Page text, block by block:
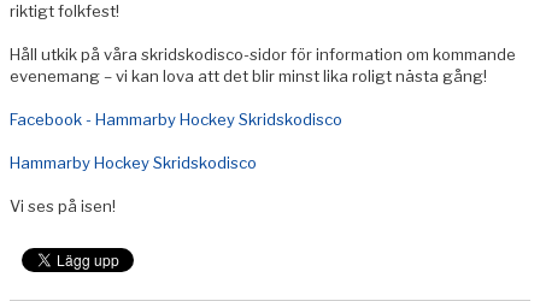
riktigt folkfest!
Håll utkik på våra skridskodisco-sidor för information om kommande
evenemang – vi kan lova att det blir minst lika roligt nästa gång!
Facebook - Hammarby Hockey Skridskodisco
Hammarby Hockey Skridskodisco
Vi ses på isen!